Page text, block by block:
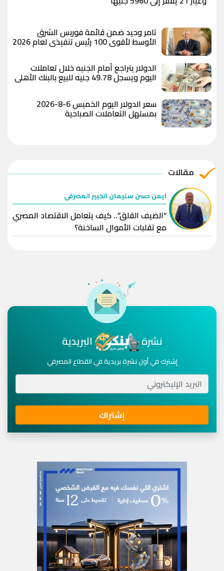
تامر وحيد ضمن قائمة فوربس الشرق
الأوسط لأقوى 100 رئيس تنفيذي لعام 2026
الدولار يتراجع أمام الجنيه خلال تعاملات
اليوم ويسجل 49.78 جنيه للبيع بالبنك الأهلي
المصري
سعر الدولار اليوم الخميس 6-8-2026
بمستهل التعاملات الصباحية
مقالات
ايمن حسن سليمان الخبير المصرفي
“الضيف القلق”.. كيف يتعامل الاقتصاد المصري
مع تقلبات الأموال الساخنة؟
نشرة البريدية
إشترك في أول نشرة بريدية في القطاع المصرفي